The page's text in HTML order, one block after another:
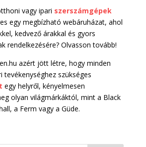
vagy ipari szerszámgépek
egy megbízható webáruházat, ahol
kedvező árakkal és gyors
rendelkezésére? Olvasson tovább!
azért jött létre, hogy minden
tevékenységhez szükséges
egy helyről, kényelmesen
olyan világmárkáktól, mint a Black
a Ferm vagy a Güde.